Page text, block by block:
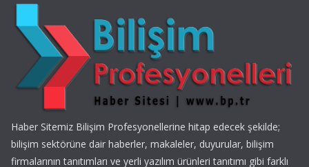
Haber Sitemiz Bilişim Profesyonellerine hitap edecek şekilde;
bilişim sektörüne dair haberler, makaleler, duyurular, bilişim
firmalarının tanıtımları ve yerli yazılım ürünleri tanıtımı gibi farklı